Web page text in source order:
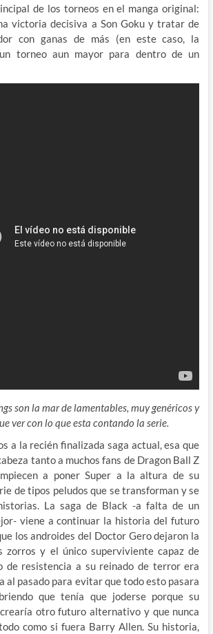
de los torneos en el manga original:
victoria decisiva a Son Goku y tratar de
con ganas de más (en este caso, la
torneo aun mayor para dentro de un
son la mar de lamentables, muy genéricos y
ver con lo que esta contando la serie.
a la recién finalizada saga actual, esa que
tanto a muchos fans de Dragon Ball Z
a poner Super a la altura de su
de tipos peludos que se transforman y se
La saga de Black -a falta de un
viene a continuar la historia del futuro
los androides del Doctor Gero dejaron la
zorros y el único superviviente capaz de
de resistencia a su reinado de terror era
al pasado para evitar que todo esto pasara
que tenía que joderse porque su
otro futuro alternativo y que nunca
como si fuera Barry Allen. Su historia,